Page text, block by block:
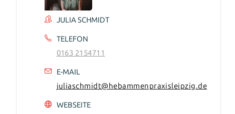
JULIA SCHMIDT
TELEFON
0163 2154711
E-MAIL
juliaschmidt@hebammenpraxisleipzig.de
WEBSEITE